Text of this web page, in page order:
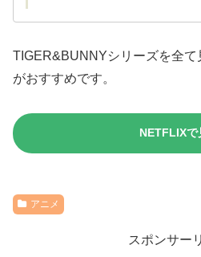
TIGER&BUNNYシリーズを全て
がおすすめです。
NETFLIXで
アニメ
スポンサー